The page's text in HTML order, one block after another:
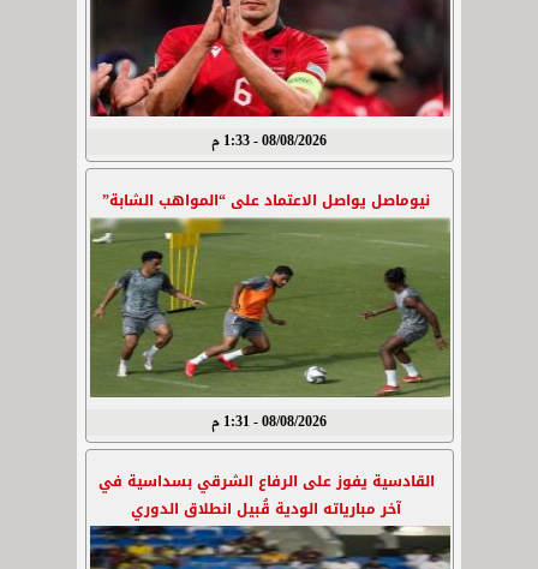
08/08/2026 - 1:33 م
نيوماصل يواصل الاعتماد على “المواهب الشابة”
08/08/2026 - 1:31 م
القادسية يفوز على الرفاع الشرقي بسداسية في
آخر مبارياته الودية قُبيل انطلاق الدوري